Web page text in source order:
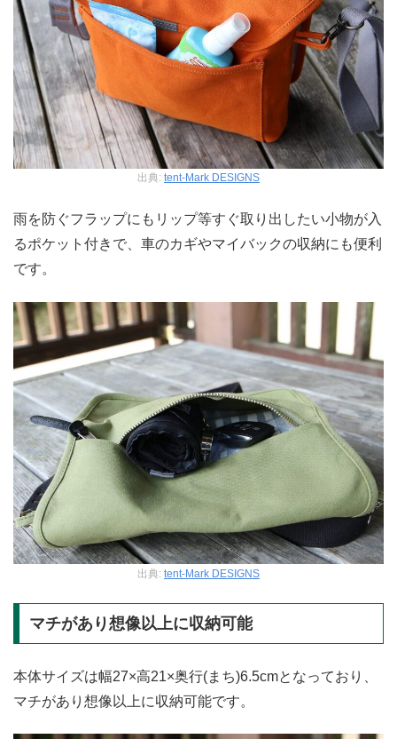
出典: tent-Mark DESIGNS
雨を防ぐフラップにもリップ等すぐ取り出したい小物が入
るポケット付きで、車のカギやマイバックの収納にも便利
です。
出典: tent-Mark DESIGNS
マチがあり想像以上に収納可能
本体サイズは幅27×高21×奥行(まち)6.5cmとなっており、
マチがあり想像以上に収納可能です。